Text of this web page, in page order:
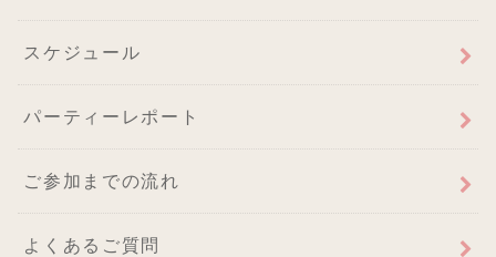
スケジュール
パーティーレポート
ご参加までの流れ
よくあるご質問